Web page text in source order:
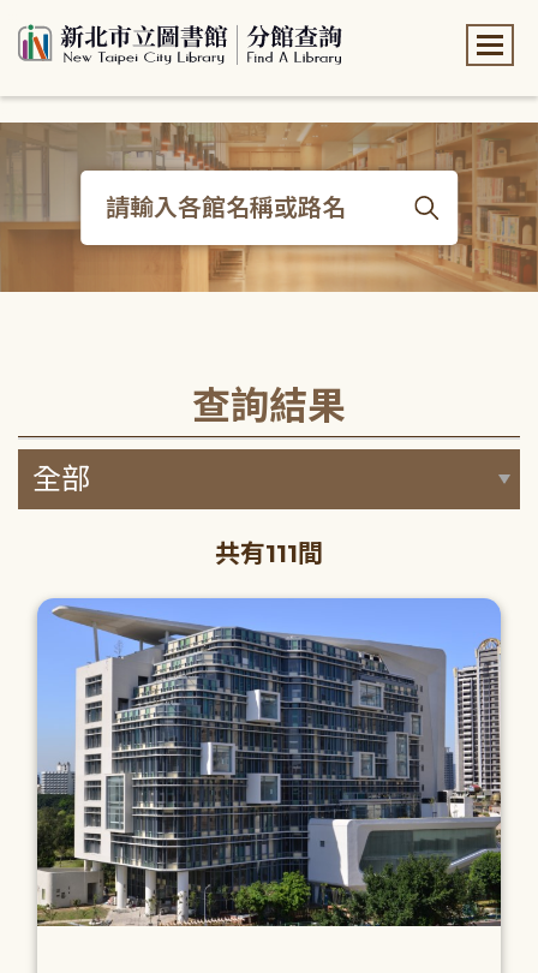
查詢結果
共有111間